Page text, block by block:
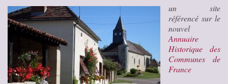
un site
référencé sur le
nouvel
Annuaire
Historique des
Communes de
France